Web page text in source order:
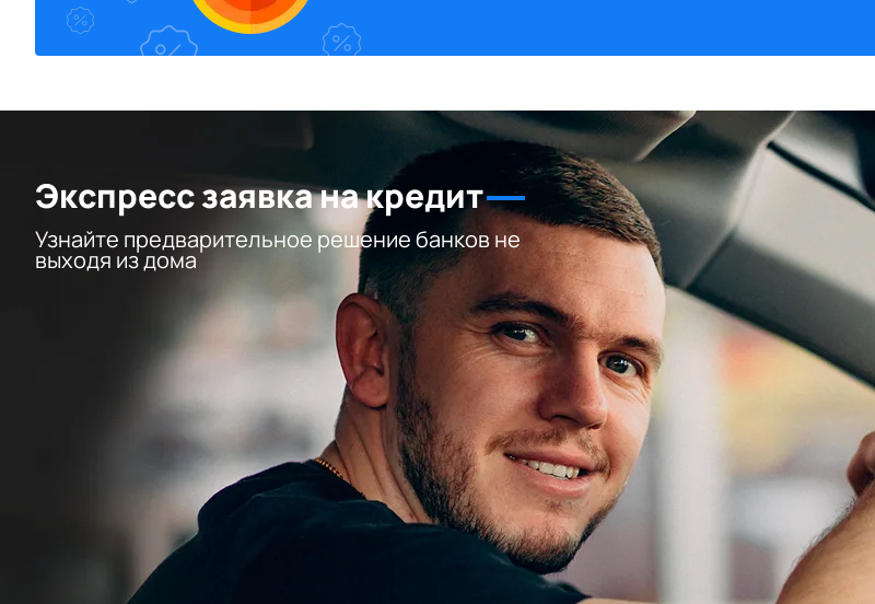
Экспресс заявка на кредит
Узнайте предварительное решение банков не
выходя из дома